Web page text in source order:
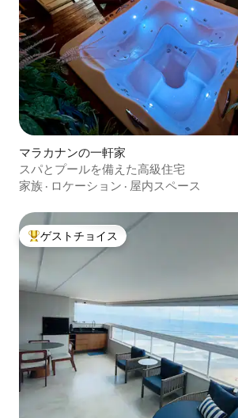
マラカナンの一軒家
スパとプールを備えた高級住宅
家族 · ロケーション · 屋内スペース
大好評のゲストチョイスです。
ゲストチョイス